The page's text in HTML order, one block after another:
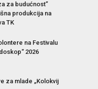
za budućnost”
produkcija na
TK
na Festivalu
2026
za mlade „Kolokvij